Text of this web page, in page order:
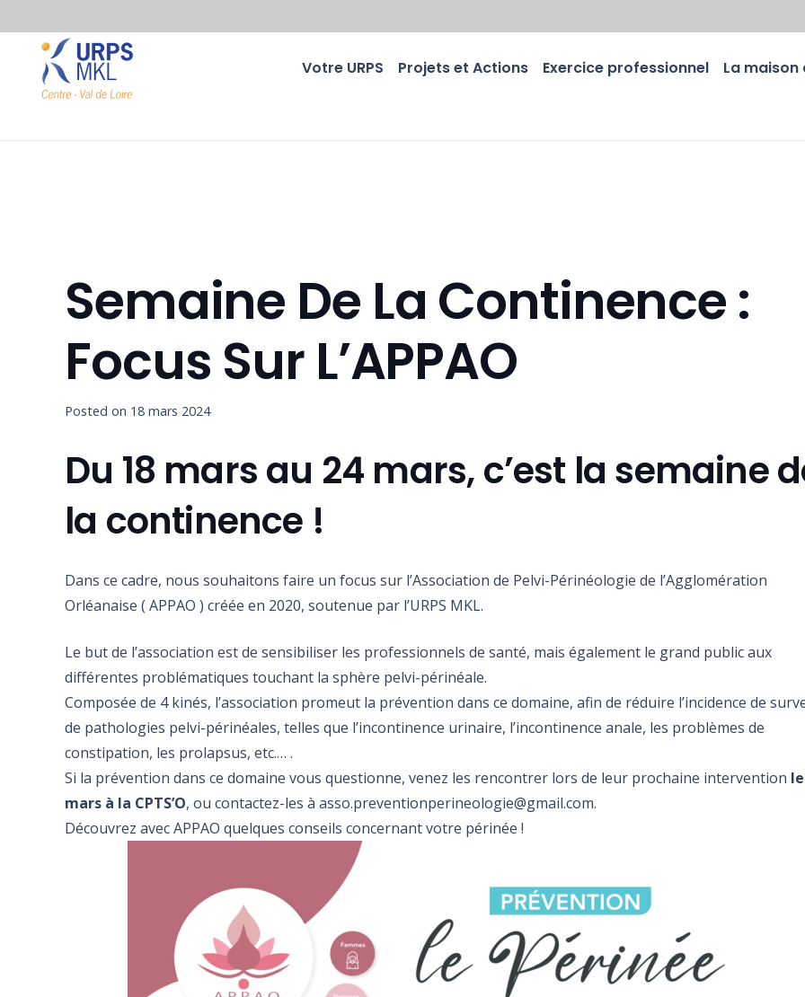
Votre URPS Projets et Actions Exercice professionnel La maison
Semaine De La Continence :
Focus Sur L’APPAO
Posted on 18 mars 2024
Du 18 mars au 24 mars, c’est la semaine
la continence !
Dans ce cadre, nous souhaitons faire un focus sur l’Association de Pelvi-Périnéologie de l’Agglomération
Orléanaise ( APPAO ) créée en 2020, soutenue par l’URPS MKL.
Le but de l’association est de sensibiliser les professionnels de santé, mais également le grand public aux
différentes problématiques touchant la sphère pelvi-périnéale.
Composée de 4 kinés, l’association promeut la prévention dans ce domaine, afin de réduire l’incidence de
de pathologies pelvi-périnéales, telles que l’incontinence urinaire, l’incontinence anale, les problèmes de
constipation, les prolapsus, etc.… .
Si la prévention dans ce domaine vous questionne, venez les rencontrer lors de leur prochaine intervention
mars à la CPTS’O, ou contactez-les à asso.preventionperineologie@gmail.com.
Découvrez avec APPAO quelques conseils concernant votre périnée !